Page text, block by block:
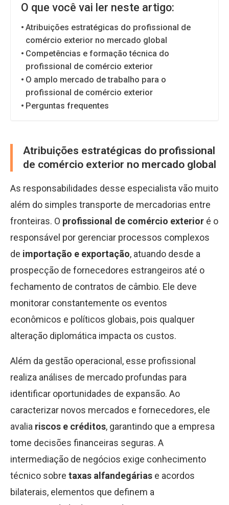
O que você vai ler neste artigo:
Atribuições estratégicas do profissional de
comércio exterior no mercado global
Competências e formação técnica do
profissional de comércio exterior
O amplo mercado de trabalho para o
profissional de comércio exterior
Perguntas frequentes
Atribuições estratégicas do profissional
de comércio exterior no mercado global
As responsabilidades desse especialista vão muito
além do simples transporte de mercadorias entre
fronteiras. O profissional de comércio exterior é o
responsável por gerenciar processos complexos
de importação e exportação, atuando desde a
prospecção de fornecedores estrangeiros até o
fechamento de contratos de câmbio. Ele deve
monitorar constantemente os eventos
econômicos e políticos globais, pois qualquer
alteração diplomática impacta os custos.
Além da gestão operacional, esse profissional
realiza análises de mercado profundas para
identificar oportunidades de expansão. Ao
caracterizar novos mercados e fornecedores, ele
avalia riscos e créditos, garantindo que a empresa
tome decisões financeiras seguras. A
intermediação de negócios exige conhecimento
técnico sobre taxas alfandegárias e acordos
bilaterais, elementos que definem a